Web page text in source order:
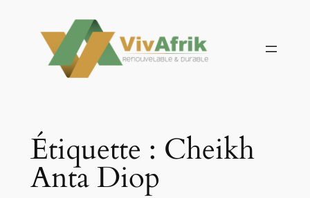
contenu
Étiquette : Cheikh
Anta Diop